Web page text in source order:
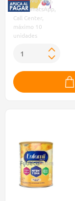
App, WhatsApp,
Call Center,
máximo 10
unidades